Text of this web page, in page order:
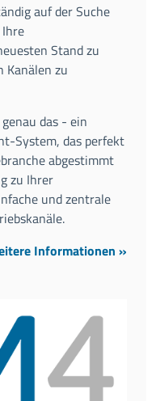
auf der Suche
Stand zu
Kanälen zu
das - ein
System, das perfekt
abgestimmt
zu Ihrer
und zentrale
Informationen »